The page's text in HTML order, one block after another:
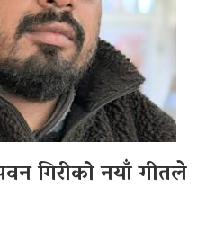
गिरीको नयाँ गीतले